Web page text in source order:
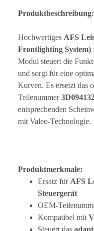
Produktbeschreibung:
Hochwertiges AFS
Frontlighting System)
Modul steuert die
und sorgt für eine
Kurven. Es ersetzt das
Teilenummer
entsprechenden
mit Valeo-Technologie.
Produktmerkmale:
Ersatz für AFS
Steuergerät
OEM-
Kompatibel mit
Steuert das